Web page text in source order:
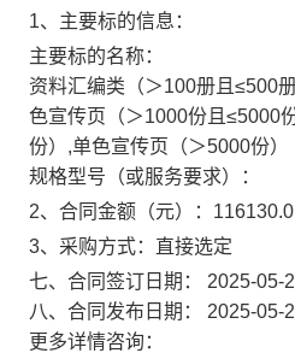
1、主要标的信息：
主要标的名称：
资料汇编类（＞100册且≤500
色宣传页（＞1000份且≤5000
份）,单色宣传页（＞5000份）
规格型号（或服务要求）：
2、合同金额（元）：116130.0
3、采购方式：直接选定
七、合同签订日期： 2025-05-
八、合同发布日期： 2025-05-
更多详情咨询：